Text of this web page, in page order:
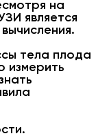
на
является
тела плода
измерить